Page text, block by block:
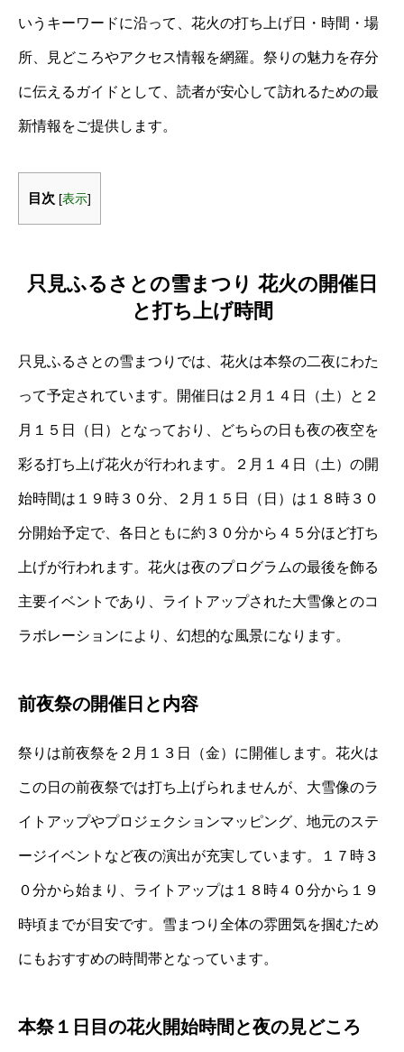
いうキーワードに沿って、花火の打ち上げ日・時間・場
所、見どころやアクセス情報を網羅。祭りの魅力を存分
に伝えるガイドとして、読者が安心して訪れるための最
新情報をご提供します。
目次 [表示]
只見ふるさとの雪まつり 花火の開催日
と打ち上げ時間
只見ふるさとの雪まつりでは、花火は本祭の二夜にわた
って予定されています。開催日は２月１４日（土）と２
月１５日（日）となっており、どちらの日も夜の夜空を
彩る打ち上げ花火が行われます。２月１４日（土）の開
始時間は１９時３０分、２月１５日（日）は１８時３０
分開始予定で、各日ともに約３０分から４５分ほど打ち
上げが行われます。花火は夜のプログラムの最後を飾る
主要イベントであり、ライトアップされた大雪像とのコ
ラボレーションにより、幻想的な風景になります。
前夜祭の開催日と内容
祭りは前夜祭を２月１３日（金）に開催します。花火は
この日の前夜祭では打ち上げられませんが、大雪像のラ
イトアップやプロジェクションマッピング、地元のステ
ージイベントなど夜の演出が充実しています。１７時３
０分から始まり、ライトアップは１８時４０分から１９
時頃までが目安です。雪まつり全体の雰囲気を掴むため
にもおすすめの時間帯となっています。
本祭１日目の花火開始時間と夜の見どころ